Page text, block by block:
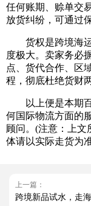
任何账期、赊单交
放货纠纷，可通过
货权是跨境海运
度极大。卖家务必
点、货代合作、区
程，彻底杜绝货财
以上便是本期百
何国际物流方面的
顾问。(注意：上
体请以实际走货为
上一篇：